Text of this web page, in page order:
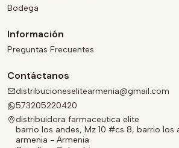
Bodega
Información
Preguntas Frecuentes
Contáctanos
distribucioneselitearmenia@gmail.com
573205220420
distribuidora farmaceutica elite
barrio los andes, Mz 10 #cs 8, barrio los
armenia - Armenia